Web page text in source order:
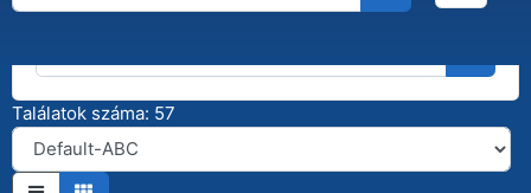
Találatok száma: 57